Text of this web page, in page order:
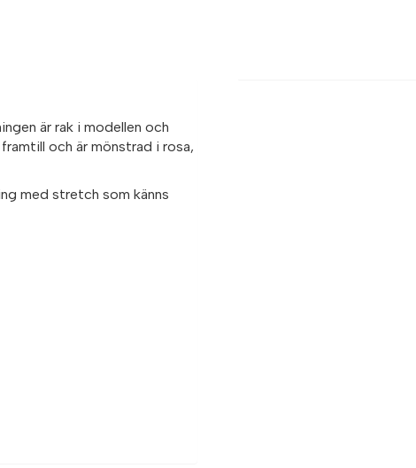
är rak i modellen och
och är mönstrad i rosa,
med stretch som känns